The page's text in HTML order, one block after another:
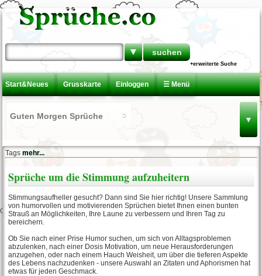
▼
+erweiterte Suche
Start&Neues Grusskarte Einloggen ☰ Menü
▼
Guten Morgen Sprüche
Lateinische Sprüche
Aufmunternde Sprüche
Sprüche über die
Enttäuschung
Tagsmehr...
Sprüche um die Stimmung aufzuheitern
Stimmungsaufheller gesucht? Dann sind Sie hier richtig! Unsere Sammlung
von humorvollen und motivierenden Sprüchen bietet Ihnen einen bunten
Strauß an Möglichkeiten, Ihre Laune zu verbessern und Ihren Tag zu
bereichern.
Ob Sie nach einer Prise Humor suchen, um sich von Alltagsproblemen
abzulenken, nach einer Dosis Motivation, um neue Herausforderungen
anzugehen, oder nach einem Hauch Weisheit, um über die tieferen Aspekte
des Lebens nachzudenken - unsere Auswahl an Zitaten und Aphorismen hat
etwas für jeden Geschmack.